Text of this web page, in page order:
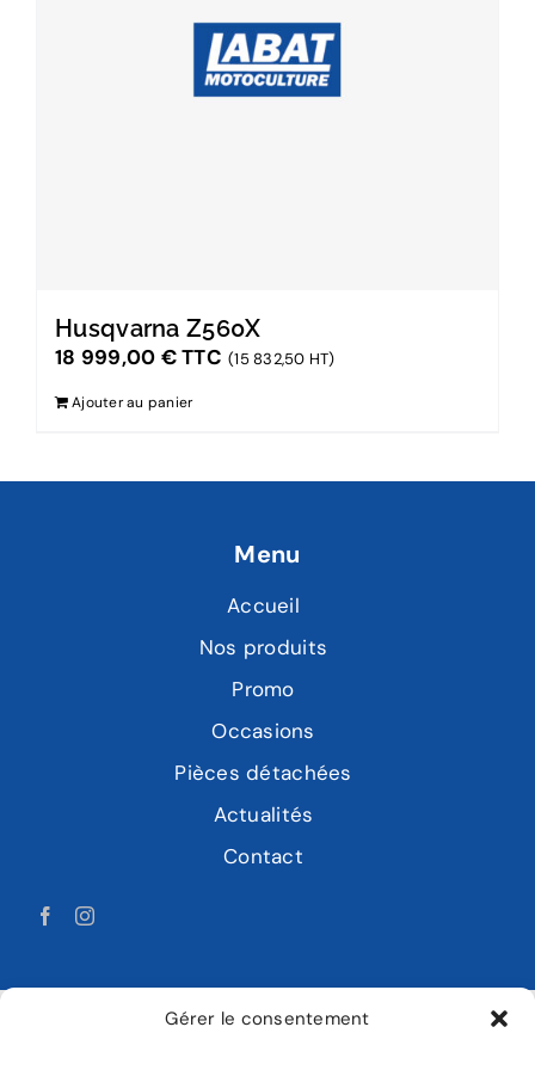
Gérer le consentement
Husqvarna Z560X
18 999,00 €TTC (15 832,50 HT)
Ajouter au panier
Menu
Accueil
Nos produits
Promo
Occasions
Pièces détachées
Actualités
Contact